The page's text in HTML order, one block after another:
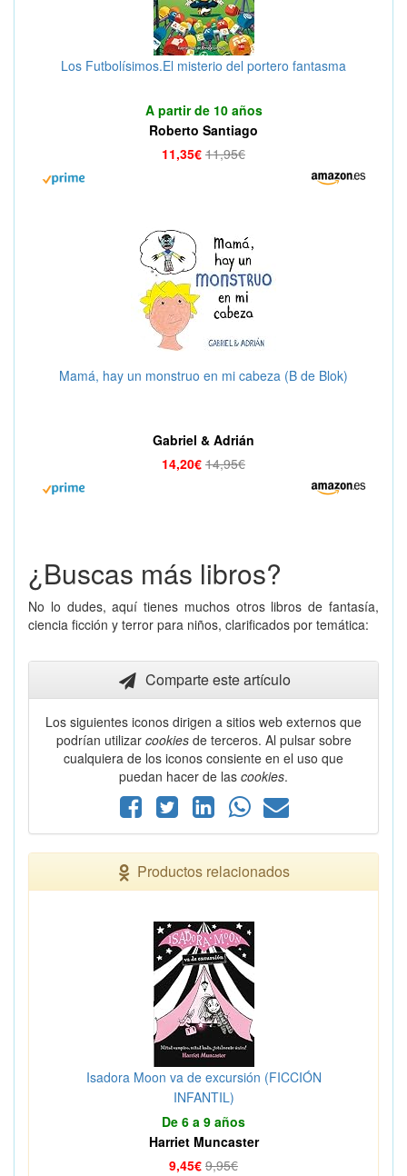
Los Futbolísimos.El misterio del portero fantasma
A partir de 10 años
Roberto Santiago
11,35€ 11,95€
Mamá, hay un monstruo en mi cabeza (B de Blok)
Gabriel & Adrián
14,20€ 14,95€
¿Buscas más libros?
No lo dudes, aquí tienes muchos otros libros de fantasía,
ciencia ficción y terror para niños, clarificados por temática:
Comparte este artículo
Los siguientes iconos dirigen a sitios web externos que
podrían utilizar cookiesde terceros. Al pulsar sobre
cualquiera de los iconos consiente en el uso que
puedan hacer de las cookies.
Productos relacionados
Isadora Moon va de excursión (FICCIÓN
INFANTIL)
De 6 a 9 años
Harriet Muncaster
9,45€ 9,95€